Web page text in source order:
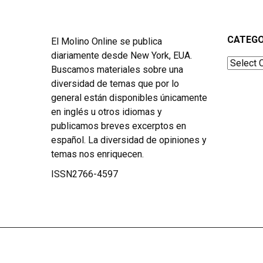
El Molino Online se publica
diariamente desde New York, EUA.
Buscamos materiales sobre una
diversidad de temas que por lo
general están disponibles únicamente
en inglés u otros idiomas y
publicamos breves excerptos en
español. La diversidad de opiniones y
temas nos enriquecen.
ISSN2766-4597